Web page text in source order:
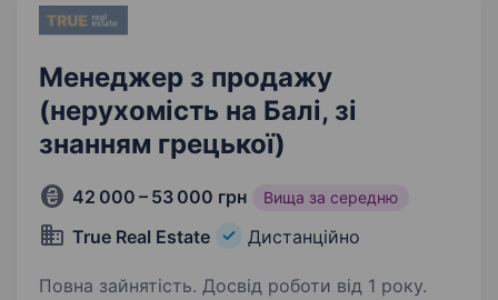
Менеджер з продажу
(нерухомість на Балі, зі
знанням грецької)
42 000 – 53 000 грн Вища за середню
True Real Estate Дистанційно
Повна зайнятість. Досвід роботи від 1 року.